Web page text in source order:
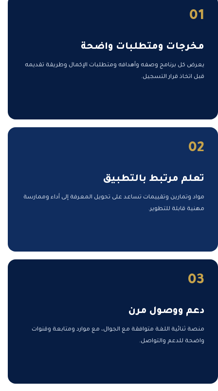
01
مخرجات ومتطلبات واضحة
يعرض كل برنامج وصفه وأهدافه ومتطلبات الإكمال وطريقة تقديمه
قبل اتخاذ قرار التسجيل.
02
تعلم مرتبط بالتطبيق
مواد وتمارين وتقييمات تساعد على تحويل المعرفة إلى أداء وممارسة
مهنية قابلة للتطوير.
03
دعم ووصول مرن
منصة ثنائية اللغة متوافقة مع الجوال، مع موارد ومتابعة وقنوات
واضحة للدعم والتواصل.